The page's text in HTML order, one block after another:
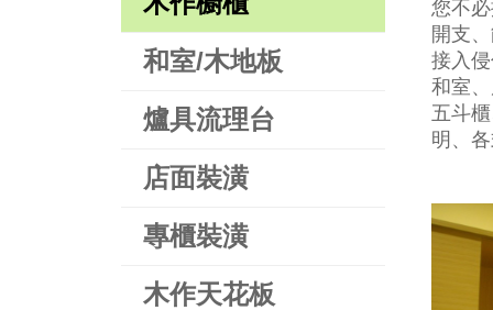
和室/木地板
爐具流理台
店面裝潢
專櫃裝潢
木作天花板
您不
開支
接入
和室
五斗
明、